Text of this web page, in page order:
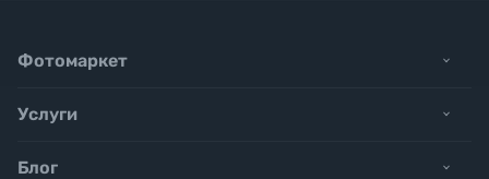
Фотомаркет
Услуги
Блог